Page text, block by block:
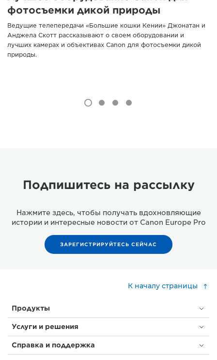
фотосъемки дикой природы
Ведущие телепередачи «Большие кошки Кении» Джонатан и
Анджела Скотт рассказывают о своем оборудовании и
лучших камерах и объективах Canon для фотосъемки дикой
природы.
Подпишитесь на рассылку
Нажмите здесь, чтобы получать вдохновляющие
истории и интересные новости от Canon Europe Pro
ЗАРЕГИСТРИРУЙТЕСЬ СЕЙЧАС
К началу страницы
Продукты
Услуги и решения
Справка и поддержка